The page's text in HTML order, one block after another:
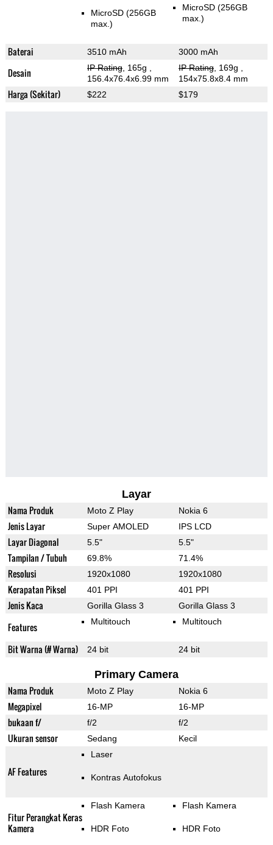
MicroSD (256GB
max.)
MicroSD (256GB
max.)
Baterai 3510 mAh 3000 mAh
Desain IP Rating, 165g
156.4x76.4x6.99 mm
IP Rating, 169g
154x75.8x8.4 mm
Harga (Sekitar) $222 $179
Layar
Nama Produk Moto Z Play Nokia 6
Jenis Layar Super AMOLED IPS LCD
Layar Diagonal 5.5" 5.5"
Tampilan / Tubuh 69.8% 71.4%
Resolusi 1920x1080 1920x1080
Kerapatan Piksel 401 PPI 401 PPI
Jenis Kaca Gorilla Glass 3 Gorilla Glass 3
Features Multitouch Multitouch
Bit Warna (# Warna) 24 bit 24 bit
Primary Camera
Nama Produk Moto Z Play Nokia 6
Megapixel 16-MP 16-MP
bukaan f/ f/2 f/2
Ukuran sensor Sedang Kecil
AF Features
Laser
Kontras Autofokus
Fitur Perangkat Keras
Kamera
Flash Kamera
HDR Foto
Flash Kamera
HDR Foto